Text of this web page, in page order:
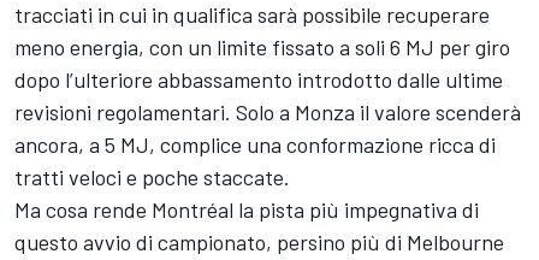
tracciati in cui in qualifica sarà possibile recuperare
meno energia, con un limite fissato a soli 6 MJ per giro
dopo l’ulteriore abbassamento introdotto dalle ultime
revisioni regolamentari. Solo a Monza il valore scenderà
ancora, a 5 MJ, complice una conformazione ricca di
tratti veloci e poche staccate.
Ma cosa rende Montréal la pista più impegnativa di
questo avvio di campionato, persino più di Melbourne